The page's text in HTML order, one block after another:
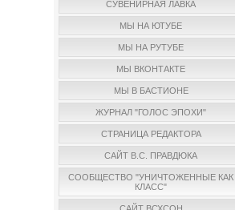
СУВЕНИРНАЯ ЛАВКА
МЫ НА ЮТУБЕ
МЫ НА РУТУБЕ
МЫ ВКОНТАКТЕ
МЫ В БАСТИОНЕ
ЖУРНАЛ "ГОЛОС ЭПОХИ"
СТРАНИЦА РЕДАКТОРА
САЙТ В.С. ПРАВДЮКА
СООБЩЕСТВО "УНИЧТОЖЕННЫЕ КАК
КЛАСС"